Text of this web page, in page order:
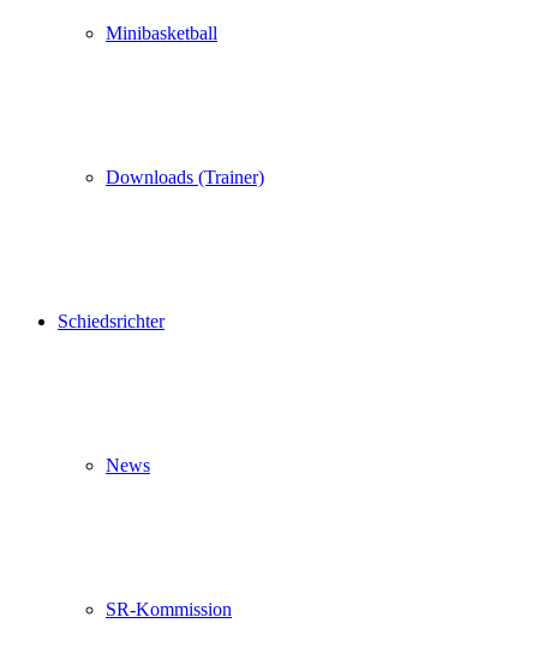
Minibasketball
Downloads (Trainer)
Schiedsrichter
News
SR-Kommission